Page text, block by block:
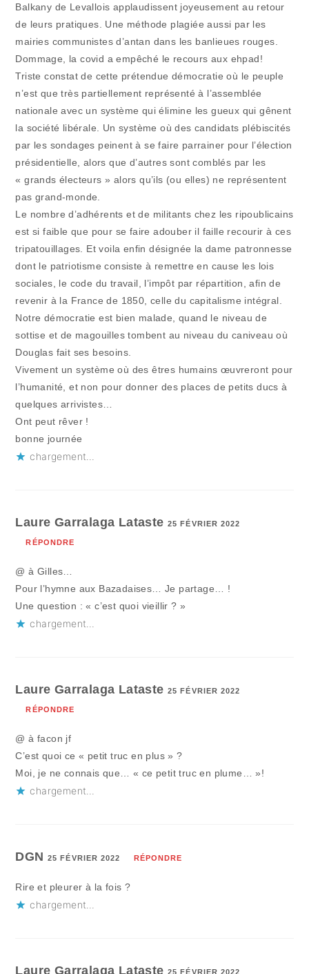
Balkany de Levallois applaudissent joyeusement au retour
de leurs pratiques. Une méthode plagiée aussi par les
mairies communistes d’antan dans les banlieues rouges.
Dommage, la covid a empêché le recours aux ehpad!
Triste constat de cette prétendue démocratie où le peuple
n’est que très partiellement représenté à l’assemblée
nationale avec un système qui élimine les gueux qui gênent
la société libérale. Un système où des candidats plébiscités
par les sondages peinent à se faire parrainer pour l’élection
présidentielle, alors que d’autres sont comblés par les
« grands électeurs » alors qu’ils (ou elles) ne représentent
pas grand-monde.
Le nombre d’adhérents et de militants chez les ripoublicains
est si faible que pour se faire adouber il faille recourir à ces
tripatouillages. Et voila enfin désignée la dame patronnesse
dont le patriotisme consiste à remettre en cause les lois
sociales, le code du travail, l’impôt par répartition, afin de
revenir à la France de 1850, celle du capitalisme intégral.
Notre démocratie est bien malade, quand le niveau de
sottise et de magouilles tombent au niveau du caniveau où
Douglas fait ses besoins.
Vivement un système où des êtres humains œuvreront pour
l’humanité, et non pour donner des places de petits ducs à
quelques arrivistes…
Ont peut rêver !
bonne journée
chargement…
Laure Garralaga Lataste25 FÉVRIER 2022
RÉPONDRE
@ à Gilles…
Pour l’hymne aux Bazadaises… Je partage… !
Une question : « c’est quoi vieillir ? »
chargement…
Laure Garralaga Lataste25 FÉVRIER 2022
RÉPONDRE
@ à facon jf
C’est quoi ce « petit truc en plus » ?
Moi, je ne connais que… « ce petit truc en plume… »!
chargement…
DGN25 FÉVRIER 2022 RÉPONDRE
Rire et pleurer à la fois ?
chargement…
Laure Garralaga Lataste25 FÉVRIER 2022